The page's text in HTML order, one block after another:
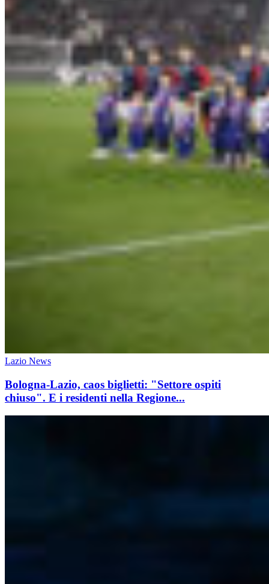
Lazio News
Bologna-Lazio, caos biglietti: "Settore ospiti
chiuso". E i residenti nella Regione...